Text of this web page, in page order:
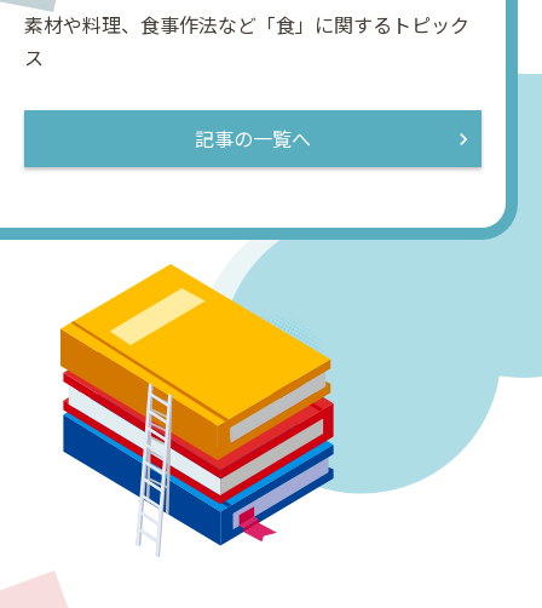
素材や料理、食事作法など「食」に関するトピック
ス
記事の一覧へ